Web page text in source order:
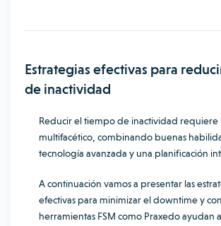
Estrategias efectivas para
de inactividad
Reducir el tiempo de inactividad
multifacético, combinando buenas
tecnología avanzada y una planificación
A continuación vamos a presentar las
efectivas para minimizar el downtime y
herramientas FSM como Praxedo ayudan a